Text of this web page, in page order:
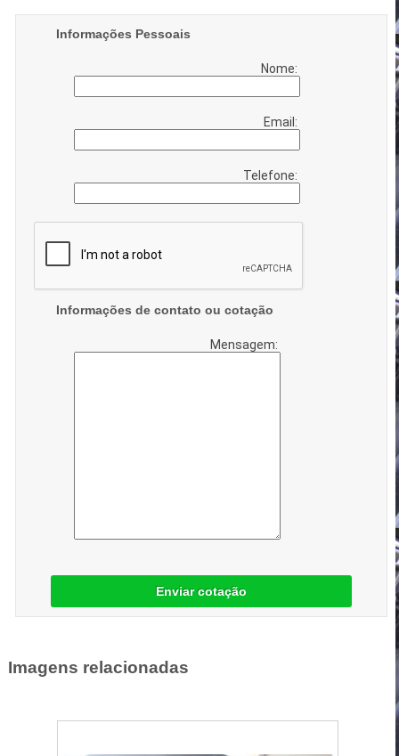
Informações Pessoais
Nome:
Email:
Telefone:
Informações de contato ou cotação
Mensagem:
Enviar cotação
Imagens relacionadas